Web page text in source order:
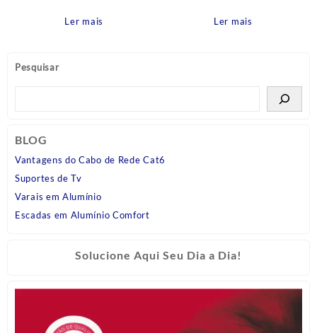
Pesquisar
BLOG
Vantagens do Cabo de Rede Cat6
Suportes de Tv
Varais em Alumínio
Escadas em Alumínio Comfort
Solucione Aqui Seu Dia a Dia!
Ler mais
bico para Mangueira Cross
Ler mais